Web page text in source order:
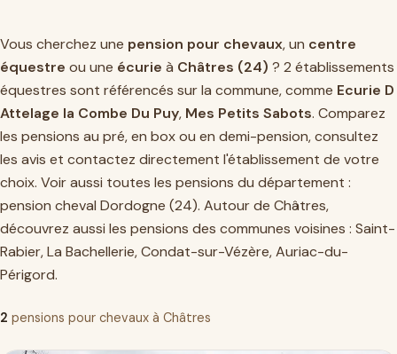
Vous cherchez une pension pour chevaux, un centre
équestre ou une écurie à Châtres (24) ? 2 établissements
équestres sont référencés sur la commune, comme Ecurie D
Attelage la Combe Du Puy, Mes Petits Sabots. Comparez
les pensions au pré, en box ou en demi-pension, consultez
les avis et contactez directement l'établissement de votre
choix. Voir aussi toutes les pensions du département :
pension cheval Dordogne (24). Autour de Châtres,
découvrez aussi les pensions des communes voisines : Saint-
Rabier,La Bachellerie,Condat-sur-Vézère,Auriac-du-
Périgord.
2 pensions pour chevaux à Châtres